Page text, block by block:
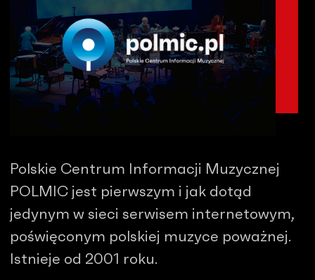
Polskie Centrum Informacji Muzycznej
POLMIC jest pierwszym i jak dotąd
jedynym w sieci serwisem internetowym,
poświęconym polskiej muzyce poważnej.
Istnieje od 2001 roku.